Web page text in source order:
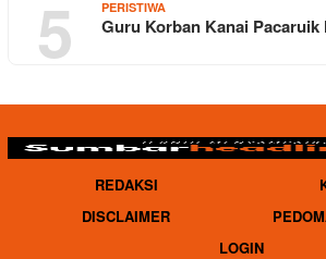
5 PERISTIWA
Guru Korban Kanai
REDAKSI
DISCLAIMER
LOGIN